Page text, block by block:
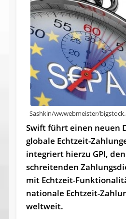
Sashkin/wwwebmeister/
Swift führt einen neuen
globale Echtzeit-
integriert hierzu GPI,
schreitenden
mit Echtzeit-
nationale Echtzeit-
weltweit.